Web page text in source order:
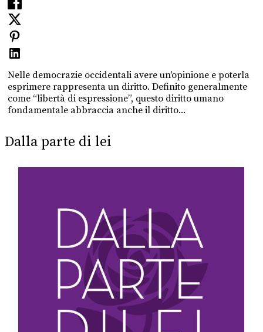
Nelle democrazie occidentali avere un'opinione e poterla
esprimere rappresenta un diritto. Definito generalmente
come “libertà di espressione”, questo diritto umano
fondamentale abbraccia anche il diritto...
Dalla parte di lei